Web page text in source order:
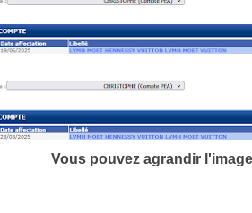
Vous pouvez agrandir